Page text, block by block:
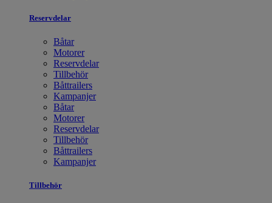
Reservdelar
Båtar
Motorer
Reservdelar
Tillbehör
Båttrailers
Kampanjer
Båtar
Motorer
Reservdelar
Tillbehör
Båttrailers
Kampanjer
Tillbehör